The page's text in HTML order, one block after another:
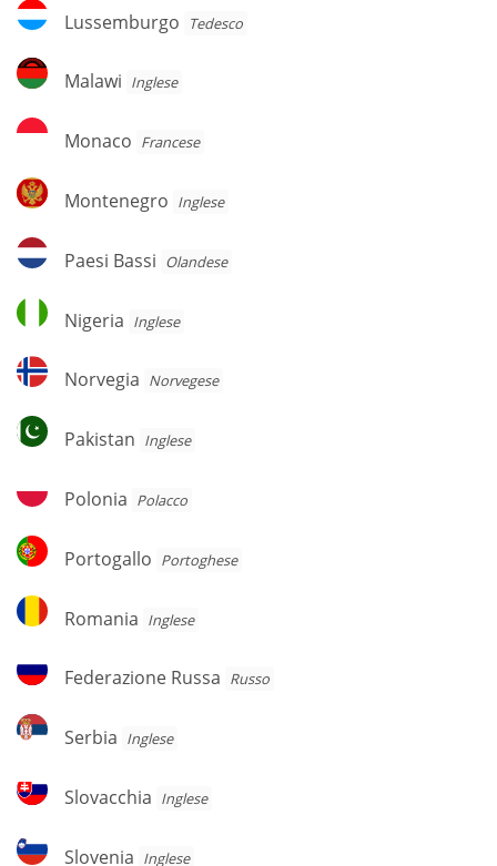
Lussemburgo
Lussemburgo Tedesco
Malawi
Malawi Inglese
Monaco
Monaco Francese
Montenegro
Montenegro Inglese
Paesi
Bassi
Paesi Bassi Olandese
Nigeria
Nigeria Inglese
Norvegia
Norvegia Norvegese
Pakistan
Pakistan Inglese
Polonia
Polonia Polacco
Portogallo
Portogallo Portoghese
Romania
Romania Inglese
Federazione
Russa
Federazione Russa Russo
Serbia
Serbia Inglese
Slovacchia
Slovacchia Inglese
Slovenia
Slovenia Inglese